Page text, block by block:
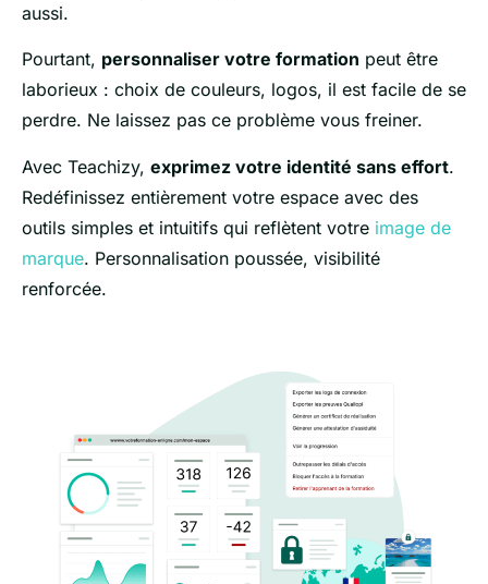
aussi.
Pourtant, personnaliser votre formation peut être
laborieux : choix de couleurs, logos, il est facile de se
perdre. Ne laissez pas ce problème vous freiner.
Avec Teachizy, exprimez votre identité sans effort.
Redéfinissez entièrement votre espace avec des
outils simples et intuitifs qui reflètent votre image de
marque. Personnalisation poussée, visibilité
renforcée.